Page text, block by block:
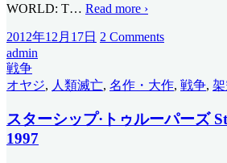
WORLD: T… Read more ›
2012年12月17日 2 Comments
admin
戦争
オヤジ, 人類滅亡, 名作・大作, 戦争,
スターシップ·トゥルーパーズ
1997